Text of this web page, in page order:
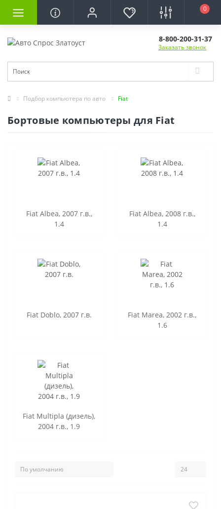
0
8-800-200-31-37
Заказать звонок
Подбор компьютера по авто Fiat
Бортовые компьютеры для Fiat
Fiat Albea, 2007 г.в.,
1.4
Fiat Albea, 2008 г.в.,
1.4
Fiat Doblo, 2007 г.в.
Fiat Marea, 2002 г.в.,
1.6
Fiat Multipla (дизель),
2004 г.в., 1.9